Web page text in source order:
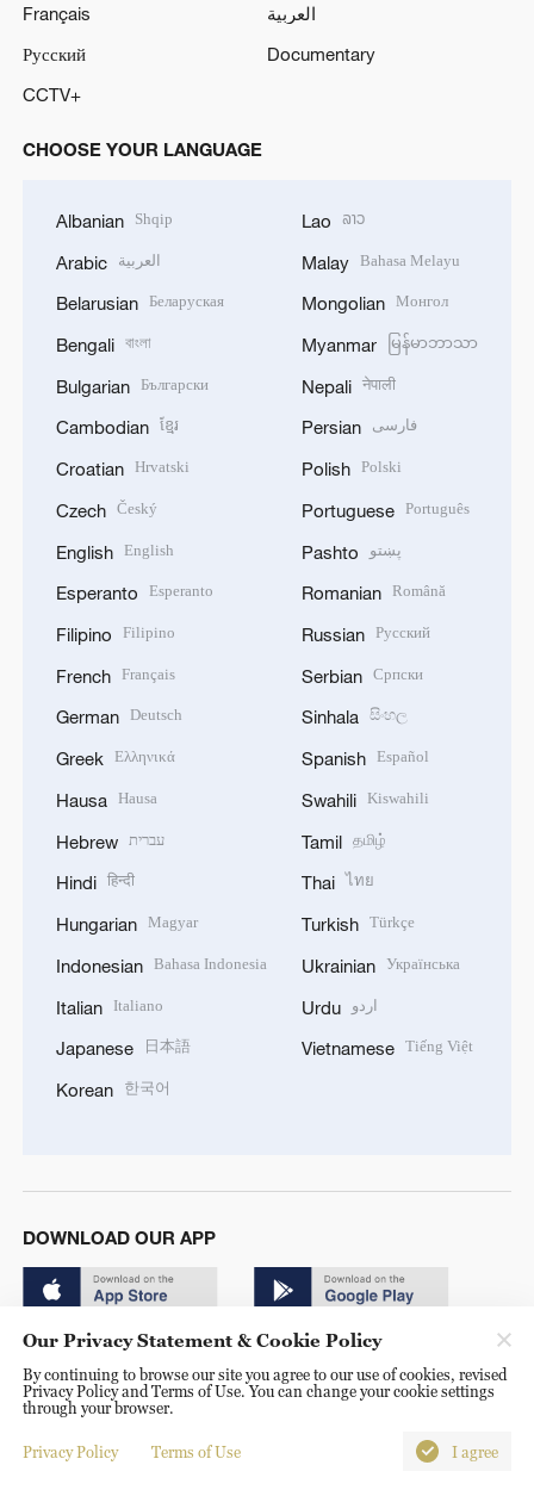
Français
العربية
Русский
Documentary
CCTV+
CHOOSE YOUR LANGUAGE
Albanian Shqip
Arabic العربية
Belarusian Беларуская
Bengali বাংলা
Bulgarian Български
Cambodian ខ្មែរ
Croatian Hrvatski
Czech Český
English English
Esperanto Esperanto
Filipino Filipino
French Français
German Deutsch
Greek Ελληνικά
Hausa Hausa
Hebrew עברית
Hindi हिन्दी
Hungarian Magyar
Indonesian Bahasa Indonesia
Italian Italiano
Japanese 日本語
Korean 한국어
Lao ລາວ
Malay Bahasa Melayu
Mongolian Монгол
Myanmar မြန်မာဘာသာ
Nepali नेपाली
Persian فارسی
Polish Polski
Portuguese Português
Pashto پښتو
Romanian Română
Russian Русский
Serbian Српски
Sinhala සිංහල
Spanish Español
Swahili Kiswahili
Tamil தமிழ்
Thai ไทย
Turkish Türkçe
Ukrainian Українська
Urdu اردو
Vietnamese Tiếng Việt
DOWNLOAD OUR APP
© China Radio International.CRI. All Rights Reserved. 16A
Shijingshan Road, Beijing, China. 100040
Our Privacy Statement & Cookie Policy
By continuing to browse our site you agree to our use of cookies, revised
Privacy Policy and Terms of Use. You can change your cookie settings
through your browser.
Privacy Policy Terms of Use I agree